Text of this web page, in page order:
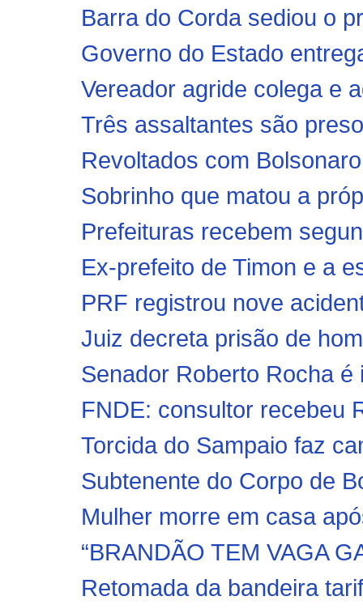
Barra do Corda sediou o
Governo do Estado
Vereador agride colega e
Três assaltantes são
Revoltados com
Sobrinho que matou a
Prefeituras recebem
Ex-prefeito de Timon e a
PRF registrou nove
Juiz decreta prisão de
Senador Roberto Rocha
FNDE: consultor recebeu
Torcida do Sampaio faz
Subtenente do Corpo de
Mulher morre em casa
“BRANDÃO TEM VAGA
Retomada da bandeira